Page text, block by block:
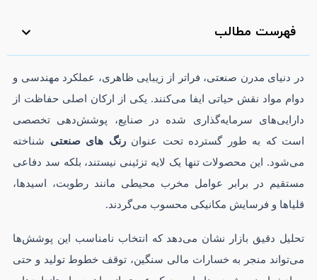
فهرست مطالب
در دنیای مدرن صنعتی، فراتر از زیبایی ظاهری، عملکرد مهندسی و
دوام مواد نقش حیاتی ایفا می‌کنند. یکی از ارکان اصلی حفاظت از
دارایی‌های سرمایه‌گذاری شده در صنایع، پوشش‌دهی تخصصی
است که به طور گسترده تحت عنوانرنگ های صنعتی شناخته
می‌شود. این محصولات تنها یک لایه تزئینی نیستند، بلکه سد دفاعی
مستقیم در برابر عوامل مخرب محیطی مانند رطوبت، اسیدها،
قلیاها و فرسایش مکانیکی محسوب می‌گردند.
تحلیل دقیق بازار نشان می‌دهد که انتخاب نامناسب این پوشش‌ها
می‌تواند منجر به خسارات مالی سنگین، توقف خطوط تولید و حتی